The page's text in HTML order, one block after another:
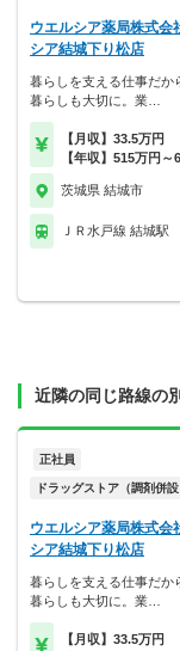
ウエルシア薬局株式
シア結城下り松店
暮らしを支える仕事だか
暮らしも大切に。業…
【月収】33.5万円
【年収】515万円～
茨城県 結城市
ＪＲ水戸線 結城駅
近隣の同じ路線の
正社員
ドラッグストア（調剤併設
ウエルシア薬局株式
シア結城下り松店
暮らしを支える仕事だか
暮らしも大切に。業…
【月収】33.5万円